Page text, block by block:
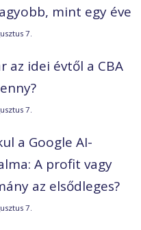
mint egy éve
7.
az idei évtől a CBA
7.
a Google AI-
A profit vagy
az elsődleges?
7.